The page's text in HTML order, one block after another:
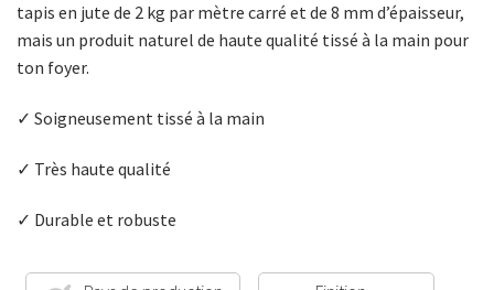
tapis en jute de 2 kg par mètre carré et de 8 mm d’épaisseur,
mais un produit naturel de haute qualité tissé à la main pour
ton foyer.
✓ Soigneusement tissé à la main
✓ Très haute qualité
✓ Durable et robuste